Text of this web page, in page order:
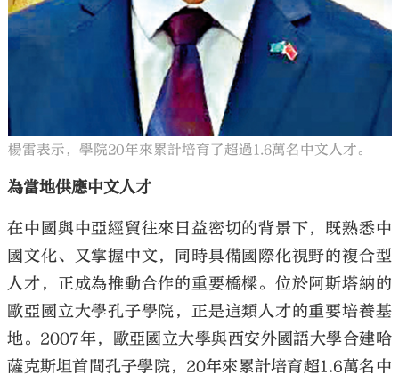
楊雷表示，學院20年來累計培育了超過1.6萬名中文人才。
為當地供應中文人才
在中國與中亞經貿往來日益密切的背景下，既熟悉中
國文化、又掌握中文，同時具備國際化視野的複合型
人才，正成為推動合作的重要橋樑。位於阿斯塔納的
歐亞國立大學孔子學院，正是這類人才的重要培養基
地。2007年，歐亞國立大學與西安外國語大學合建哈
薩克斯坦首間孔子學院，20年來累計培育超1.6萬名中